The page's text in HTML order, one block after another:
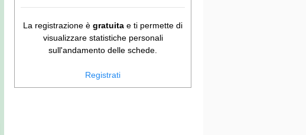
La registrazione è gratuita e ti permette di
visualizzare statistiche personali
sull'andamento delle schede.
Registrati